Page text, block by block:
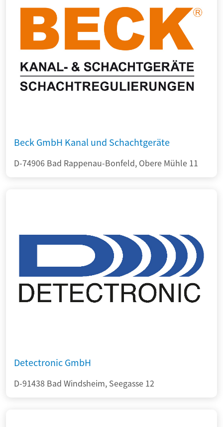
Beck GmbH Kanal und Schachtgeräte
D-74906 Bad Rappenau-Bonfeld, Obere Mühle 11
Detectronic GmbH
D-91438 Bad Windsheim, Seegasse 12